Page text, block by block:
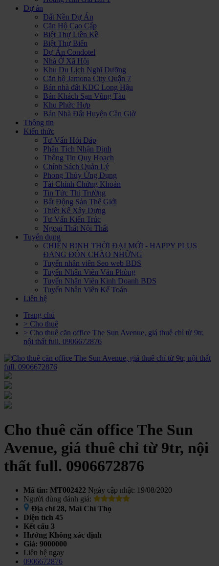
Dự án
Đất Nền Dự Án
Căn Hộ Cao Cấp
Biệt Thự Liền Kề
Biệt Thự Biển
Dự Án Condotel
Nhà Ở Xã Hội
Khu Du Lịch Nghĩ Dưỡng
Căn hộ Jamona City Quận 7
Bán nhà đất KDC Long Hậu
Bán Khách Sạn Vũng Tàu
Khu Phức Hợp
Bán Nhà Đất Huyện Cần Giờ
Thông tin
Kiến thức
Tư Vấn Hỏi Đáp
Phân Tích Nhận Định
Thông Tin Quy Hoạch
Chính Sách Quản Lý
Phong Thủy Ứng Dụng
Tài Chính Chứng Khoán
Tin Tức Thị Trường
Bất Động Sản Thế Giới
Thiết Kế Xây Dựng
Tư Vấn Kiến Trúc
Ngoại Thất Nội Thất
Tuyển dụng
CHIẾN BINH THỜI ĐẠI MỚI - HAPPY PLUS
ĐANG ĐÓN CHÀO NHỮNG
Tuyển nhân viên Seo web BDS
Tuyển Nhân Viên Văn Phòng
Tuyển Nhân Viên Kinh Doanh BDS
Tuyển Nhân Viên Kế Toán
Liên hệ
Trang chủ
> Cho thuê
> Cho thuê căn office The Sun Avenue, giá thuê chỉ từ 9tr,
nội thất full. 0906672876
Cho thuê căn office The Sun
Avenue, giá thuê chỉ từ 9tr, nội
thất full. 0906672876
Mã tin: MT002422 Ngày cập nhật: 19/08/2020
Người dùng đánh giá:
Địa chỉ 28, Mai Chí Thọ
Diện tích 45
Kết cấu 3
Hướng Không xác định
Giá: 9000000
Liên hệ ngay
0906672876